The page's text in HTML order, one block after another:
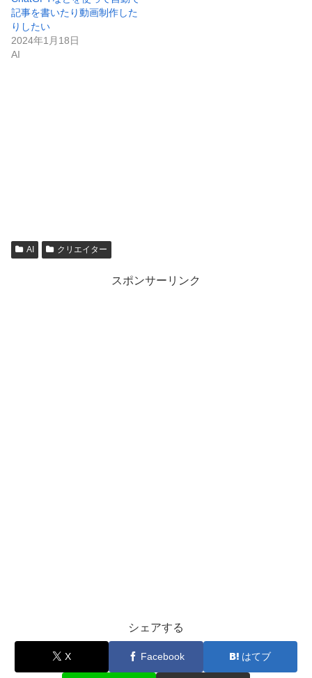
記事を書いたり動画制作した
りしたい
2024年1月18日
AI
AI クリエイター
スポンサーリンク
シェアする
X Facebook はてブ